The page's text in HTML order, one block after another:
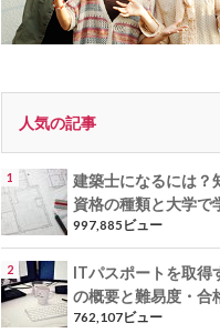
人気の記事
建築士になるには？
資格の種類と大学で
997,885ビュー
ITパスポートを取得
の概要と難易度・合
762,107ビュー